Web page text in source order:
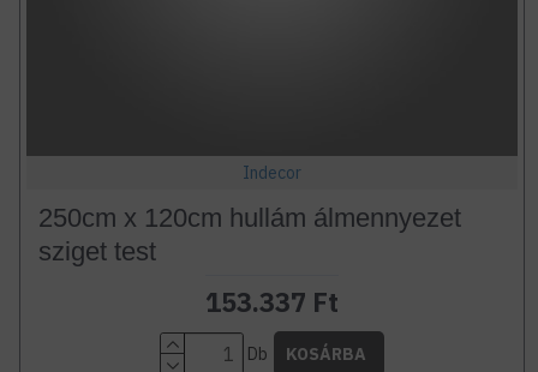
Indecor
250cm x 120cm hullám álmennyezet
sziget test
153.337 Ft
Db KOSÁRBA